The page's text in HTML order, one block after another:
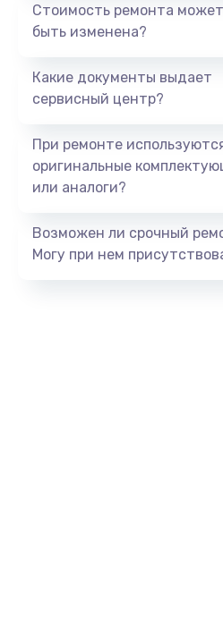
Стоимость ремонта может
быть изменена?
Какие документы выдает
сервисный центр?
При ремонте
оригинальные
или аналоги?
Возможен ли срочный
Могу при нем